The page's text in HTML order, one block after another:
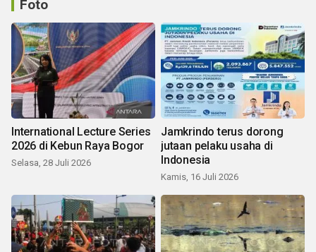
Foto
International Lecture Series
2026 di Kebun Raya Bogor
Selasa, 28 Juli 2026
Jamkrindo terus dorong
jutaan pelaku usaha di
Indonesia
Kamis, 16 Juli 2026